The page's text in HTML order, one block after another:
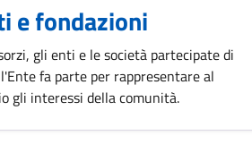
e fondazioni
gli enti e le società partecipate di
fa parte per rappresentare al
gli interessi della comunità.